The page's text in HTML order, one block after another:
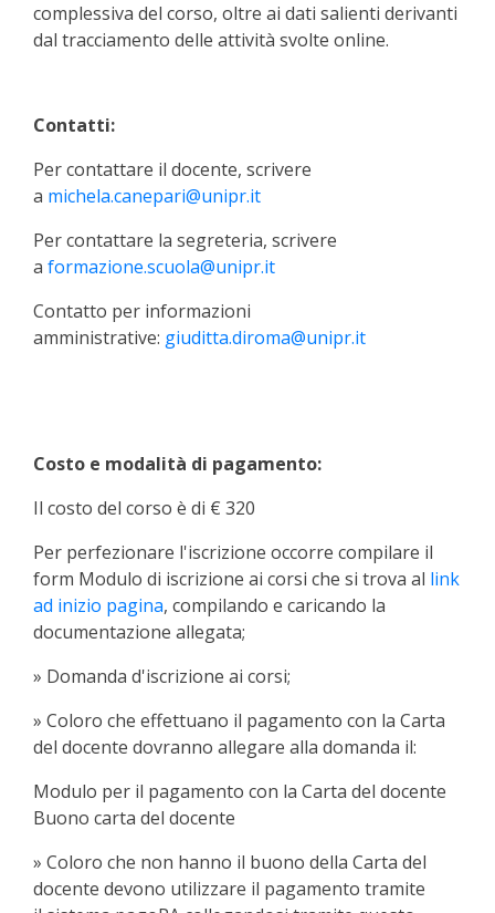
complessiva del corso, oltre ai dati salienti derivanti
dal tracciamento delle attività svolte online.
Contatti:
Per contattare il docente, scrivere
a michela.canepari@unipr.it
Per contattare la segreteria, scrivere
a formazione.scuola@unipr.it
Contatto per informazioni
amministrative: giuditta.diroma@unipr.it
Costo e modalità di pagamento:
Il costo del corso è di € 320
Per perfezionare l'iscrizione occorre compilare il
form Modulo di iscrizione ai corsi che si trova al link
ad inizio pagina, compilando e caricando la
documentazione allegata;
» Domanda d'iscrizione ai corsi;
» Coloro che effettuano il pagamento con la Carta
del docente dovranno allegare alla domanda il:
Modulo per il pagamento con la Carta del docente
Buono carta del docente
» Coloro che non hanno il buono della Carta del
docente devono utilizzare il pagamento tramite